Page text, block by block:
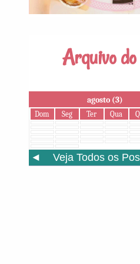
Arquivo
Dom Seg Ter Qua
◄ Veja Todos os